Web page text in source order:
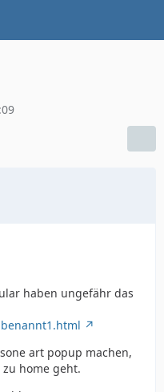
haben ungefähr das
art popup machen,
home geht.